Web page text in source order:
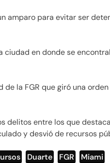
amparo para evitar ser
ciudad en donde se
la FGR que giró una
delitos entre los que destaca
y desvió de recursos
Duarte FGR Miami